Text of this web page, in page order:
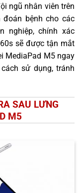
ngũ nhân viên trên
đoán bệnh cho các
nghiệp, chính xác
sẽ được tận mắt
MediaPad M5 ngay
sử dụng, tránh
SAU LƯNG
M5